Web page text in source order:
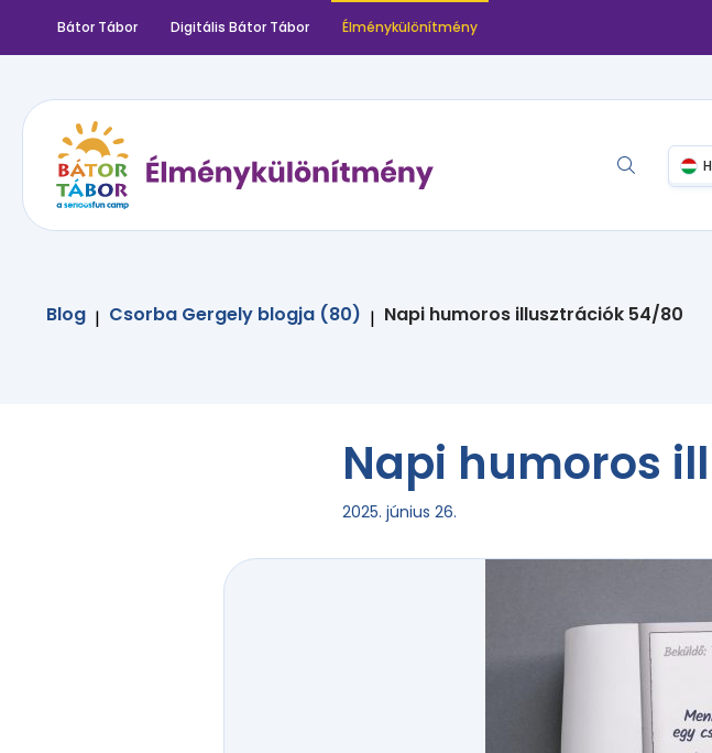
Bátor Tábor Digitális Bátor Tábor Élménykülönítmény
Blog | Csorba Gergely blogja (80) | Napi humoros illusztrációk 54/80
Napi humoros
2025. június 26.